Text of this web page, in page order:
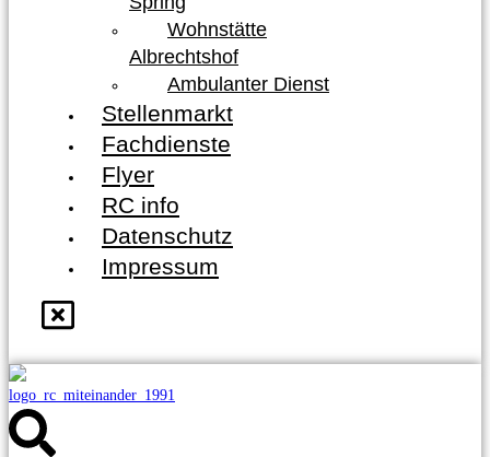
Wohnstätte
Albrechtshof
Ambulanter Dienst
Stellenmarkt
Fachdienste
Flyer
RC info
Datenschutz
Impressum